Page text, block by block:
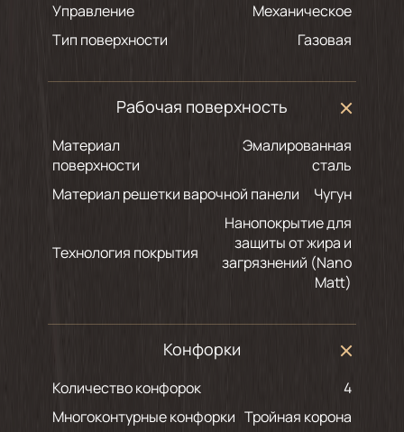
Управление
Механическое
Тип поверхности
Газовая
Рабочая поверхность
Материал
поверхности
Эмалированная
сталь
Материал решетки варочной панели
Чугун
Технология покрытия
Нанопокрытие для
защиты от жира и
загрязнений (Nano
Matt)
Конфорки
Количество конфорок
4
Многоконтурные конфорки
Тройная корона